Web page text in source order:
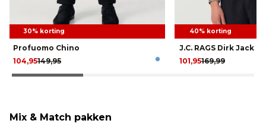
30% korting
Profuomo Chino
149,95
104,95
40% korting
J.C. RAGS Dirk Jack
169,99
101,95
Mix & Match pakken